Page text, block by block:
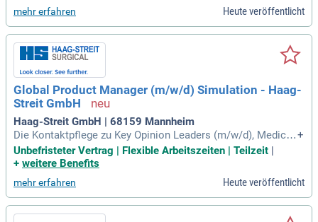
ands-on IAM responsibility; Deep expertise in Entra ID, Activ
e Directory, MFA
mehr erfahren Heute veröffentlicht
Global Product Manager (m/w/d) Simulation - Haag-
Streit GmbH
Haag-Streit GmbH | 68159 Mannheim
Die Kontaktpflege zu Key Opinion Leaders (m/w/d), Medical
Advisors (m/w/d) und internationalen Anwendenden rundet
das Aufgabengebiet ab.
+
Unbefristeter Vertrag | Flexible Arbeitszeiten | Teilzeit
+ weitere Benefits
mehr erfahren Heute veröffentlicht